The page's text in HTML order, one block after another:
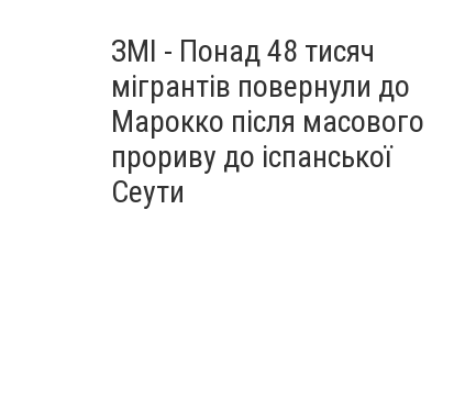
ЗМІ - Понад 48 тисяч
мігрантів повернули до
Марокко після масового
прориву до іспанської
Сеути